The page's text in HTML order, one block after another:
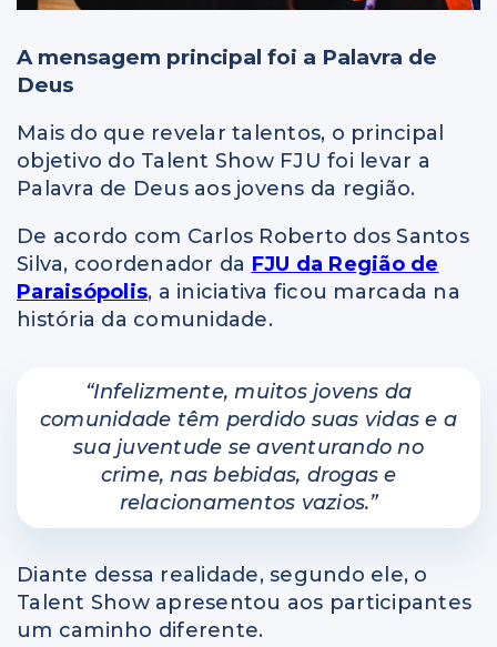
A mensagem principal foi a Palavra de
Deus
Mais do que revelar talentos, o principal
objetivo do Talent Show FJU foi levar a
Palavra de Deus aos jovens da região.
De acordo com Carlos Roberto dos Santos
Silva, coordenador da FJU da Região de
Paraisópolis, a iniciativa ficou marcada na
história da comunidade.
“Infelizmente, muitos jovens da
comunidade têm perdido suas vidas e a
sua juventude se aventurando no
crime, nas bebidas, drogas e
relacionamentos vazios.”
Diante dessa realidade, segundo ele, o
Talent Show apresentou aos participantes
um caminho diferente.